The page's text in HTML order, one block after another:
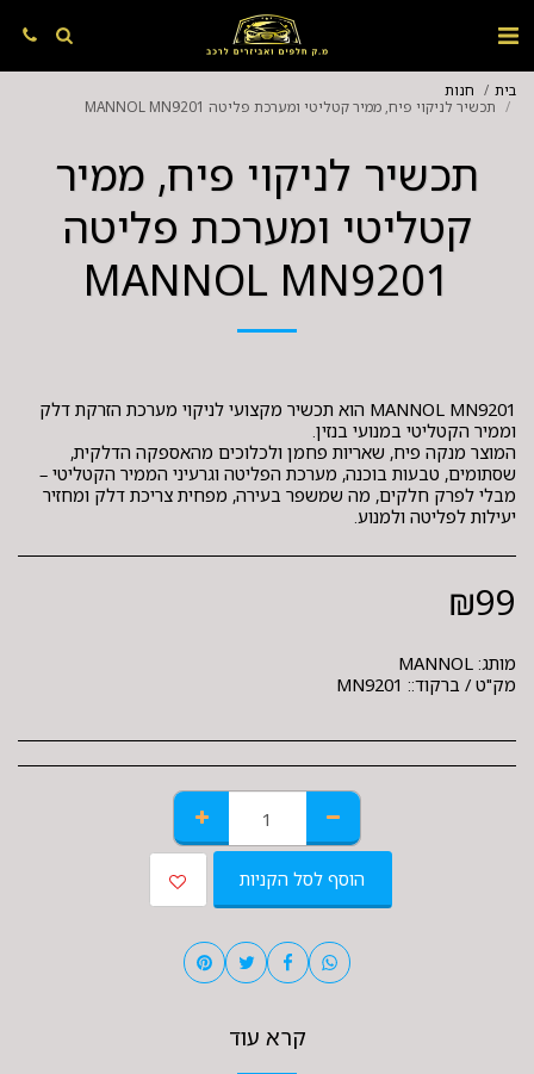
בית
חנות
תכשיר לניקוי פיח, ממיר קטליטי ומערכת פליטה MANNOL MN9201
תכשיר לניקוי פיח, ממיר
קטליטי ומערכת פליטה
MANNOL MN9201
MANNOL MN9201 הוא תכשיר מקצועי לניקוי מערכת הזרקת דלק
המוצר מנקה פיח, שאריות פחמן ולכלוכים מהאספקה הדלקית,
שסתומים, טבעות בוכנה, מערכת הפליטה וגרעיני הממיר הקטליטי –
מבלי לפרק חלקים, מה שמשפר בעירה, מפחית צריכת דלק ומחזיר
יעילות לפליטה ולמנוע.
₪99
מותג: MANNOL
מק"ט / ברקוד:: MN9201
הוסף לסל הקניות
קרא עוד